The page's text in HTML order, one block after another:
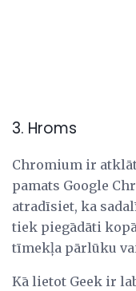
3. Hroms
Chromium ir
pamats Google
atradīsiet, ka
tiek piegādāti
tīmekļa pārlūku
Kā lietot Geek ir